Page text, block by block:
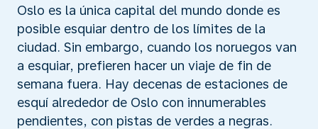
Oslo es la única capital del mundo donde es
posible esquiar dentro de los límites de la
ciudad. Sin embargo, cuando los noruegos van
a esquiar, prefieren hacer un viaje de fin de
semana fuera. Hay decenas de estaciones de
esquí alrededor de Oslo con innumerables
pendientes, con pistas de verdes a negras.